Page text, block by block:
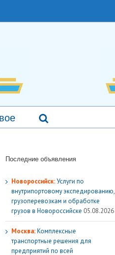
Последние объявления
Новороссийск:Услуги по
внутрипортовому экспедированию,
грузоперевозкам и обработке
грузов в Новороссийске 05.08.2026
Москва:Комплексные
транспортные решения для
предприятий по всей